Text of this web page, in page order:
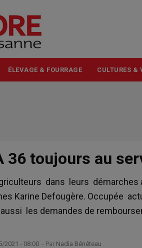
ÉLEVAGE & FOURRAGE CULTURES &
36 toujours au
dans leurs démarches
Karine Defougère. Occupée
les demandes de
2021 - 08:00 - Par Nadia Bénéteau